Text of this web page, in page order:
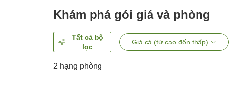
Khám phá gói giá và phòng
Tất cả bộ
lọc
Giá cả (từ cao đến thấp)
2 hạng phòng